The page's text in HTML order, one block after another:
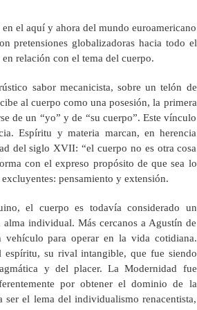
el aquí y ahora del mundo euroamericano
pretensiones globalizadoras hacia todo el
relación con el tema del cuerpo.
sabor mecanicista, sobre un telón de
al cuerpo como una posesión, la primera
de un “yo” y de “su cuerpo”. Este vínculo
Espíritu y materia marcan, en herencia
del siglo XVII: “el cuerpo no es otra cosa
con el expreso propósito de que sea lo
pensamiento y extensión.
el cuerpo es todavía considerado un
individual. Más cercanos a Agustín de
para operar en la vida cotidiana.
espíritu, su rival intangible, que fue siendo
y del placer. La Modernidad fue
por obtener el dominio de la
el lema del individualismo renacentista,